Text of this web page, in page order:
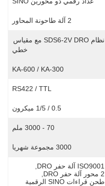
2 آلة طاحونة المحاور
خطي
KA-600 / KA-300
RS422 / TTL
0.5 / 1/5 ميكرون
70 - 3000 ملم
3000 مجموعة شهريا
ISO9001 آلة حفر DRO
2 محور آلة حفر DRO
طحن قراءات SINO الرقمية